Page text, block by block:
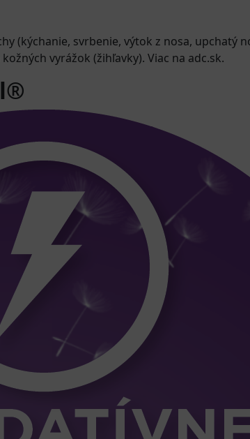
(kýchanie, svrbenie, výtok z nosa, upchatý
vyrážok (žihľavky). Viac na adc.sk.